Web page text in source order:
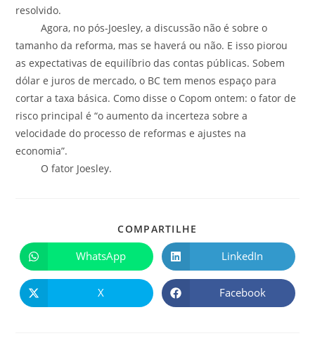
resolvido.
Agora, no pós-Joesley, a discussão não é sobre o
tamanho da reforma, mas se haverá ou não. E isso piorou
as expectativas de equilíbrio das contas públicas. Sobem
dólar e juros de mercado, o BC tem menos espaço para
cortar a taxa básica. Como disse o Copom ontem: o fator de
risco principal é “o aumento da incerteza sobre a
velocidade do processo de reformas e ajustes na
economia”.
O fator Joesley.
COMPARTILHE
WhatsApp LinkedIn
X Facebook